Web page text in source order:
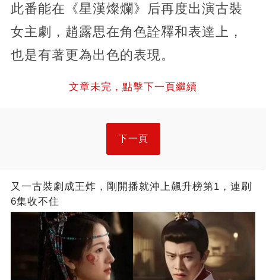
此番能在《星漢燦爛》后再度出演古裝
女主劇，趙露思在角色詮釋和表達上，
也是有著更為出色的表現。
文章未完，點擊下一頁繼續
下一頁
又一古裝劇成王炸，剛開播就沖上飆升榜第1，連刷
6集收不住